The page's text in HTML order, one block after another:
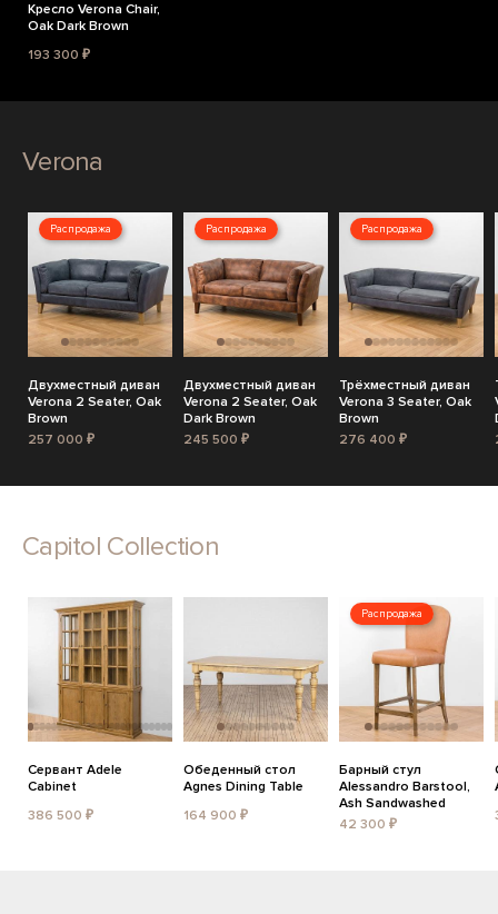
Кресло Verona Chair,
Oak Dark Brown
193 300 ₽
Verona
Распродажа
Двухместный диван
Verona 2 Seater, Oak
Brown
257 000 ₽
Распродажа
Двухместный диван
Verona 2 Seater, Oak
Dark Brown
245 500 ₽
Распродажа
Трёхместный диван
Verona 3 Seater, Oak
Brown
276 400 ₽
Capitol Collection
Сервант Adele
Cabinet
386 500 ₽
Обеденный стол
Agnes Dining Table
164 900 ₽
Распродажа
Барный стул
Alessandro Barstool,
Ash Sandwashed
42 300 ₽